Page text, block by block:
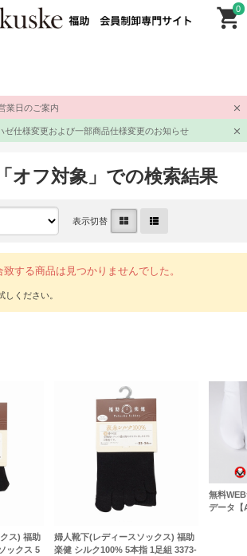
業日のご案内
ゼ仕様変更および一部商品仕様変更のお知らせ
0
オフ対象」での検索結果
表示切替
する商品は見つかりませんでした。
ス) 福助
ックス 5
婦人靴下(レディースソックス) 福助
楽健 シルク100% 5本指 1足組 3373-
無料
データ【